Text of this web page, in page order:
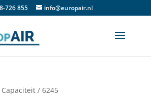
726 855 info@europair.nl
/ 6245